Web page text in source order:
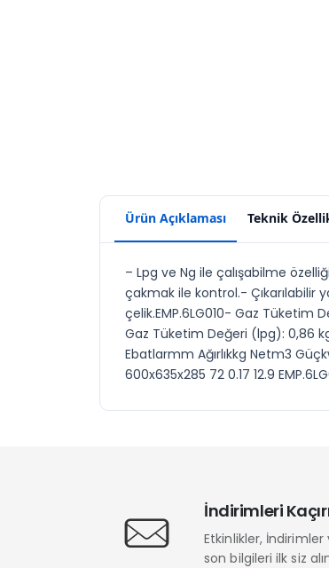
Ürün Açıklaması Teknik
– Lpg ve Ng ile çalışabilme
çakmak ile kontrol.- Çıkarılabilir
çelik.EMP.6LG010- Gaz
Gaz Tüketim Değeri (lpg): 0,86
Ebatlarmm Ağırlıkkg Netm3
600x635x285 72 0.17 12.9
İndirimleri
Etkinlikler,
son bilgileri ilk siz